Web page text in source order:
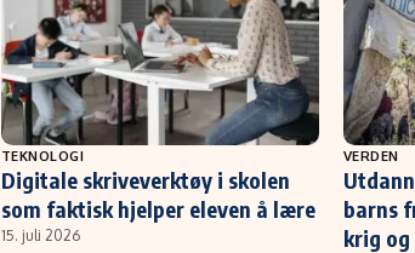
TEKNOLOGI
Digitale skriveverktøy i skolen
som faktisk hjelper eleven å lære
15. juli 2026
VERDEN
barns
krig